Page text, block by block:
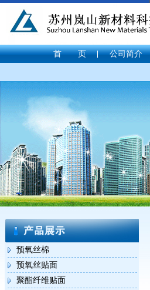
首 页 公司简介
预氧丝棉
预氧丝贴面
聚酯纤维贴面